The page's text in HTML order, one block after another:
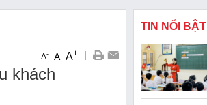
A- A A+ |
khách
TIN NỔI BẬT